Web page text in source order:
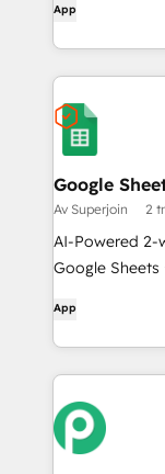
App
Google
Av Superjoin 2
AI-Powered 2-
Google Sheets
App